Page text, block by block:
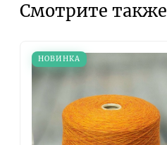
Смотрите также
НОВИНКА